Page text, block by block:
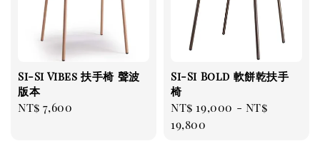
Si-Si Vibes 扶手椅 聲波
版本
Regular
NT$ 7,600
Si-Si Bold 軟餅乾扶手
椅
Regular
price
NT$ 19,000 - NT$
19,800